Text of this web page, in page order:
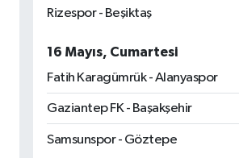
Rizespor - Beşiktaş
16 Mayıs, Cumartesi
Fatih Karagümrük - Alanyaspor
Gaziantep FK - Başakşehir
Samsunspor - Göztepe